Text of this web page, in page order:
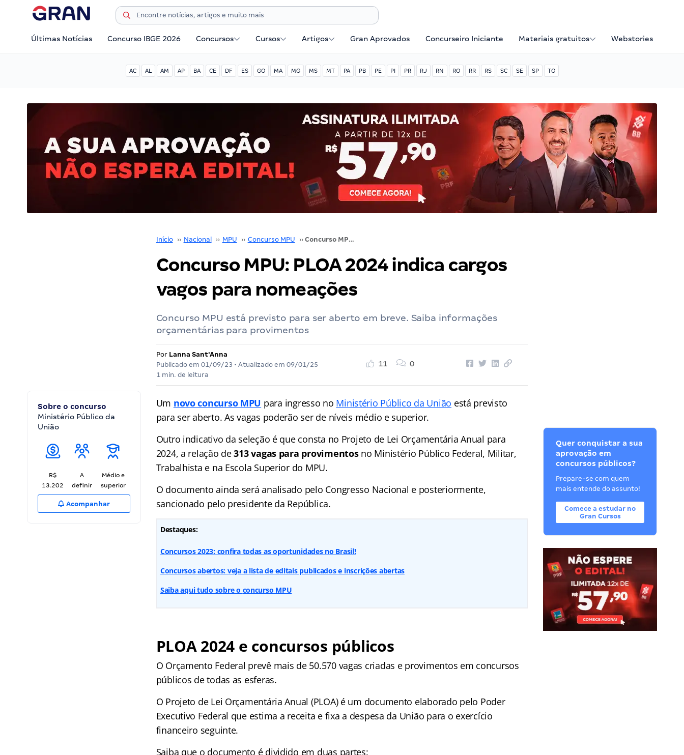
Últimas Notícias Concurso IBGE 2026 Concursos Cursos Artigos Gran Aprovados Concurseiro Iniciante Materiais gratuitos Webstories
AC AL AM AP BA CE DF ES GO MA MG MS MT PA PB PE PI PR RJ RN RO RR RS SC SE SP TO
Início ›› Nacional ›› MPU ›› Concurso MPU ›› Concurso MPU: PLOA 2024 indica cargos vagos para nomeações
Concurso MPU: PLOA 2024 indica cargos
vagos para nomeações
Concurso MPU está previsto para ser aberto em breve. Saiba informações
orçamentárias para provimentos
Por Lanna Sant'Anna
Publicado em 01/09/23 • Atualizado em 09/01/25
1 min. de leitura
11 0
Sobre o concurso
Ministério Público da
União
R$
13.202
A
definir
Médio e
superior
Acompanhar
Um novo concurso MPU para ingresso no Ministério Público da União está previsto
para ser aberto. As vagas poderão ser de níveis médio e superior.
Outro indicativo da seleção é que consta no Projeto de Lei Orçamentária Anual para
2024, a relação de313 vagas para provimentosno Ministério Público Federal, Militar,
Trabalhista e na Escola Superior do MPU.
O documento ainda será analisado pelo Congresso Nacional e posteriormente,
sancionado pelo presidente da República.
Destaques:
Concursos 2023: confira todas as oportunidades no Brasil!
Concursos abertos: veja a lista de editais publicados e inscrições abertas
Saiba aqui tudo sobre o concurso MPU
PLOA 2024 e concursos públicos
O Orçamento Federal prevê mais de 50.570 vagas criadas e provimentos em concursos
públicos de todas as esferas.
O Projeto de Lei Orçamentária Anual (PLOA) é um documento elaborado pelo Poder
Executivo Federal que estima a receita e fixa a despesa da União para o exercício
financeiro seguinte.
Saiba que o documento é dividido em duas partes:
Quer conquistar a sua
aprovação em
concursos públicos?
Prepare-se com quem
mais entende do assunto!
Comece a estudar no
Gran Cursos